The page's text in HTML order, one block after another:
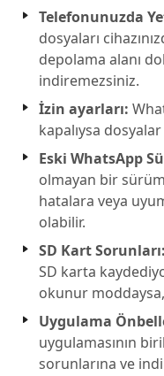
Telefonunuzda
dosyaları
depolama alanı
indiremezsiniz.
İzin ayarları:
kapalıysa
Eski WhatsApp
olmayan bir
hatalara veya
olabilir.
SD Kart Sorunları:
SD karta
okunur
Uygulama
uygulamasının
sorunlarına ve